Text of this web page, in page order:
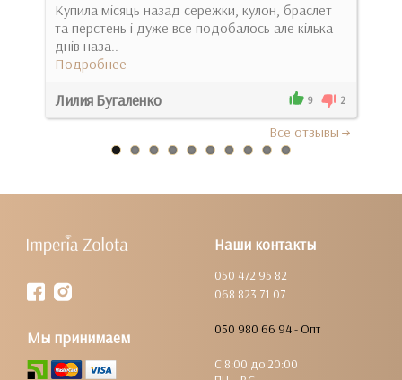
Купила місяць назад сережки, кулон, браслет
та перстень і дуже все подобалось але кілька
днів наза..
Подробнее
Лилия Бугаленко 9 2
Все отзывы
Наши контакты
050 472 95 82
068 823 71 07
050 980 66 94 - Опт
С 8:00 до 20:00
Мы принимаем